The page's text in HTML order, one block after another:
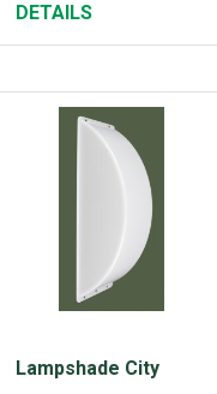
DETAILS
Lampshade City